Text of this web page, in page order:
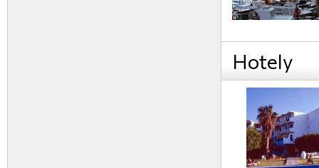
Hotely